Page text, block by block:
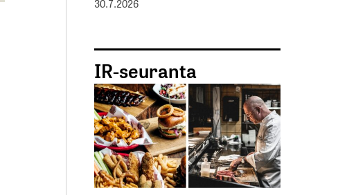
30.7.2026
IR-seuranta